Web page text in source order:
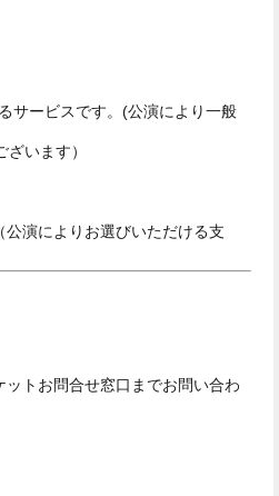
サービスです。(公演により一般
います）
演によりお選びいただける支
トお問合せ窓口までお問い合わ